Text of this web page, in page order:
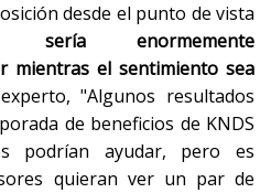
desde el punto de vista
sería enormemente
mientras el sentimiento sea
"Algunos resultados
de beneficios de KNDS
podrían ayudar, pero es
quieran ver un par de